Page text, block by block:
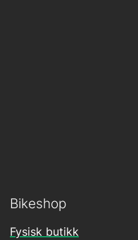
Bikeshop
Fysisk butikk